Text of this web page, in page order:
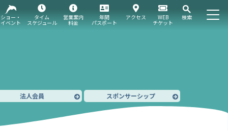
WEB
チケット
検索
ショー・
イベント
タイム
スケジュール
営業案内
料金
年間
パスポート
アクセス
法人会員 スポンサーシップ